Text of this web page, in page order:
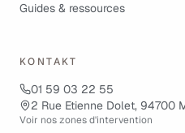
Guides & ressources
KONTAKT
01 59 03 22 55
2 Rue Etienne Dolet, 94700
Voir nos zones d'intervention